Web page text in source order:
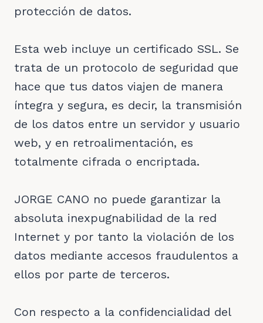
protección de datos.
Esta web incluye un certificado SSL. Se
trata de un protocolo de seguridad que
hace que tus datos viajen de manera
íntegra y segura, es decir, la transmisión
de los datos entre un servidor y usuario
web, y en retroalimentación, es
totalmente cifrada o encriptada.
JORGE CANO no puede garantizar la
absoluta inexpugnabilidad de la red
Internet y por tanto la violación de los
datos mediante accesos fraudulentos a
ellos por parte de terceros.
Con respecto a la confidencialidad del